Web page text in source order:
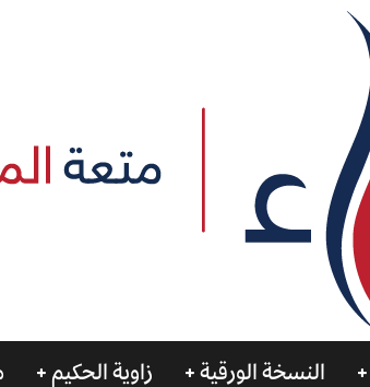
النسخة الورقية زاوية الحكيم